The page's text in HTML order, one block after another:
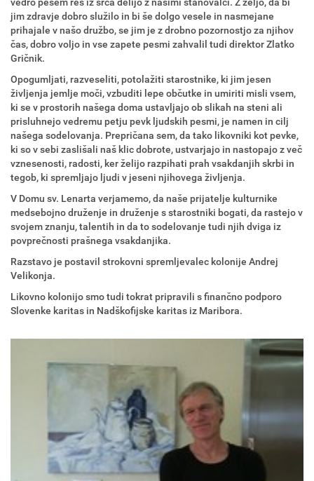
jim zdravje dobro služilo in bi še dolgo vesele in nasmejane
prihajale v našo družbo, se jim je z drobno pozornostjo za njihov
čas, dobro voljo in vse zapete pesmi zahvalil tudi direktor Zlatko
Gričnik.
Opogumljati, razveseliti, potolažiti starostnike, ki jim jesen
življenja jemlje moči, vzbuditi lepe občutke in umiriti misli vsem,
ki se v prostorih našega doma ustavljajo ob slikah na steni ali
prisluhnejo vedremu petju pevk ljudskih pesmi, je namen in cilj
našega sodelovanja. Prepričana sem, da tako likovniki kot pevke,
ki so v sebi zaslišali naš klic dobrote, ustvarjajo in nastopajo z več
vznesenosti, radosti, ker želijo razpihati prah vsakdanjih skrbi in
tegob, ki spremljajo ljudi v jeseni njihovega življenja.
V Domu sv. Lenarta verjamemo, da naše prijatelje kulturnike
medsebojno druženje in druženje s starostniki bogati, da rastejo v
svojem znanju, talentih in da to sodelovanje tudi njih dviga iz
povprečnosti prašnega vsakdanjika.
Razstavo je postavil strokovni spremljevalec kolonije Andrej
Velikonja.
Likovno kolonijo smo tudi tokrat pripravili s finančno podporo
Slovenke karitas in Nadškofijske karitas iz Maribora.